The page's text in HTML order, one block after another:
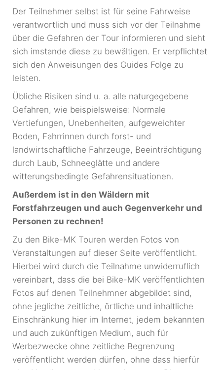
Der Teilnehmer selbst ist für seine Fahrweise
verantwortlich und muss sich vor der Teilnahme
über die Gefahren der Tour informieren und sieht
sich imstande diese zu bewältigen. Er verpflichtet
sich den Anweisungen des Guides Folge zu
leisten.
Übliche Risiken sind u. a. alle naturgegebene
Gefahren, wie beispielsweise: Normale
Vertiefungen, Unebenheiten, aufgeweichter
Boden, Fahrrinnen durch forst- und
landwirtschaftliche Fahrzeuge, Beeinträchtigung
durch Laub, Schneeglätte und andere
witterungsbedingte Gefahrensituationen.
Außerdem ist in den Wäldern mit
Forstfahrzeugen und auch Gegenverkehr und
Personen zu rechnen!
Zu den Bike-MK Touren werden Fotos von
Veranstaltungen auf dieser Seite veröffentlicht.
Hierbei wird durch die Teilnahme unwiderruflich
vereinbart, dass die bei Bike-MK veröffentlichten
Fotos auf denen Teilnehmner abgebildet sind,
ohne jegliche zeitliche, örtliche und inhaltliche
Einschränkung hier im Internet, jedem bekannten
und auch zukünftigen Medium, auch für
Werbezwecke ohne zeitliche Begrenzung
veröffentlicht werden dürfen, ohne dass hierfür